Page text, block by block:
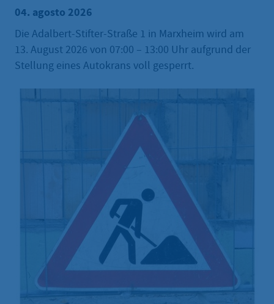
04. agosto 2026
Die Adalbert-Stifter-Straße 1 in Marxheim wird am
13. August 2026 von 07:00 – 13:00 Uhr aufgrund der
Stellung eines Autokrans voll gesperrt.